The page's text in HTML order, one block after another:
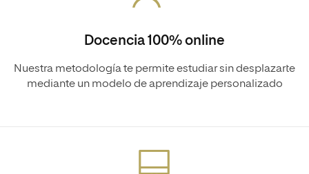
Docencia 100% online
Nuestra metodología te permite estudiar sin desplazarte
mediante un modelo de aprendizaje personalizado